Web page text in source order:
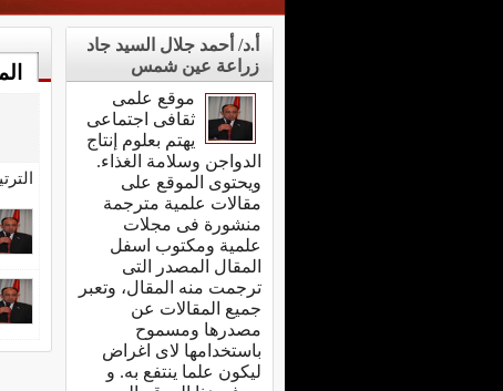
أ.د/ أحمد جلال السيد جاد
زراعة عين شمس
موقع علمى
ثقافى اجتماعى
يهتم بعلوم إنتاج
الدواجن وسلامة الغذاء.
ويحتوى الموقع على
مقالات علمية مترجمة
منشورة فى مجلات
علمية ومكتوب اسفل
المقال المصدر التى
ترجمت منه المقال، وتعبر
جميع المقالات عن
مصدرها ومسموح
باستخدامها لاى اغراض
ليكون علما ينتفع به. و